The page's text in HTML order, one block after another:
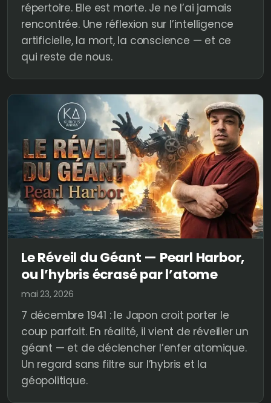
répertoire. Elle est morte. Je ne l’ai jamais
rencontrée. Une réflexion sur l’intelligence
artificielle, la mort, la conscience — et ce
qui reste de nous.
Le Réveil du Géant — Pearl Harbor,
ou l’hybris écrasé par l’atome
mai 23, 2026
7 décembre 1941 : le Japon croit porter le
coup parfait. En réalité, il vient de réveiller un
géant — et de déclencher l’enfer atomique.
Un regard sans filtre sur l’hybris et la
géopolitique.